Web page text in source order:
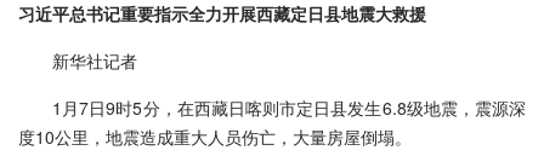
习近平总书记重要指示全力开展西藏定日县地震大救援
新华社记者
1月7日9时5分，在西藏日喀则市定日县发生6.8级地震，震源深
度10公里，地震造成重大人员伤亡，大量房屋倒塌。